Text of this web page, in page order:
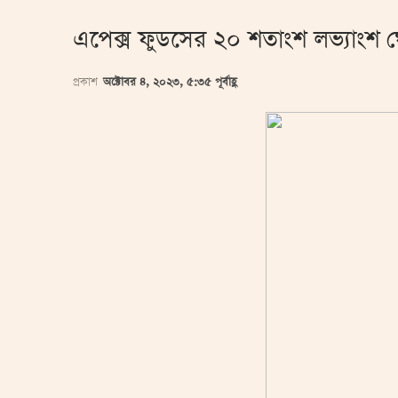
এপেক্স ফুডসের ২০ শতাংশ লভ্যাংশ
প্রকাশ অক্টোবর ৪, ২০২৩, ৫:৩৫ পূর্বাহ্ণ